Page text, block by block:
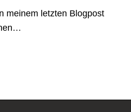
meinem letzten Blogpost